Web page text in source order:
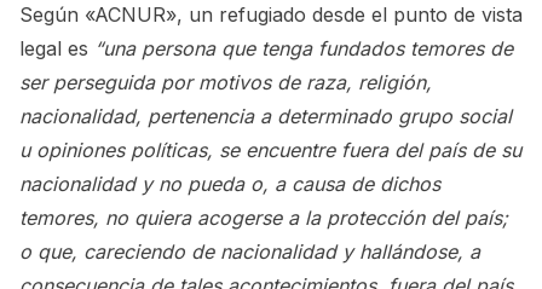
Según «ACNUR», un refugiado desde el punto de vista
legal es “una persona que tenga fundados temores de
ser perseguida por motivos de raza, religión,
nacionalidad, pertenencia a determinado grupo social
u opiniones políticas, se encuentre fuera del país de su
nacionalidad y no pueda o, a causa de dichos
temores, no quiera acogerse a la protección del país;
o que, careciendo de nacionalidad y hallándose, a